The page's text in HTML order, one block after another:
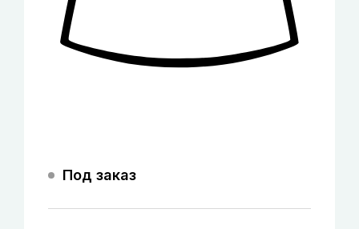
Под заказ